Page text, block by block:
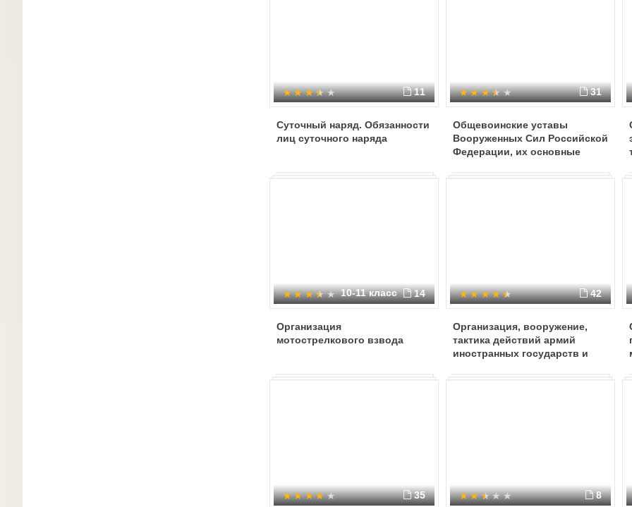
11
Суточный наряд. Обязанности
лиц суточного наряда
31
Общевоинские уставы
Вооруженных Сил Российской
Федерации, их основные
10-11 класс 14
Организация
мотострелкового взвода
42
Организация, вооружение,
тактика действий армий
иностранных государств и
35 8